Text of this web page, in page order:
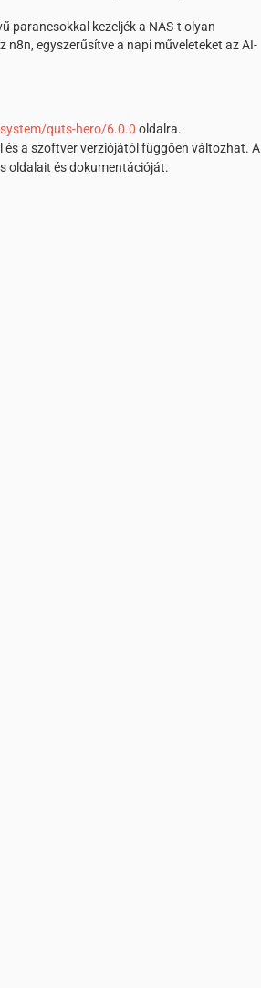
parancsokkal kezeljék a NAS-t olyan
n8n, egyszerűsítve a napi műveleteket az AI-
quts-hero/6.0.0 oldalra.
és a szoftver verziójától függően változhat. A
oldalait és dokumentációját.